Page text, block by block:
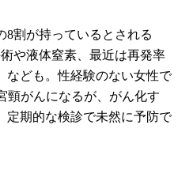
割が持っているとされる
や液体窒素、最近は再発率
なども。性経験のない女性で
頸がんになるが、がん化す
定期的な検診で未然に予防で